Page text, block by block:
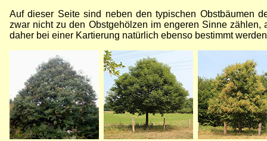
Auf dieser Seite sind neben den typischen Obstbäumen
zwar nicht zu den Obstgehölzen im engeren Sinne
daher bei einer Kartierung natürlich ebenso bestimmt
Bild